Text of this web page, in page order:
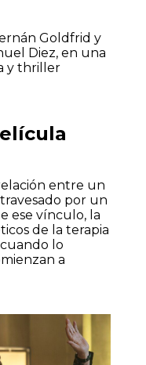
Goldfrid y
Diez, en una
y thriller
entre un
por un
ese vínculo, la
de la terapia
lo
a